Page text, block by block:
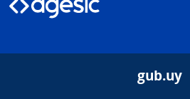
gub.uy